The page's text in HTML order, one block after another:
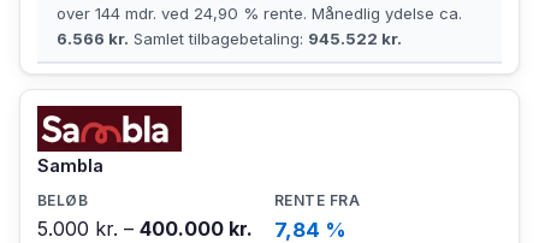
over 144 mdr. ved 24,90 % rente. Månedlig ydelse ca.
6.566 kr. Samlet tilbagebetaling: 945.522 kr.
Sambla
5.000 kr. – 400.000 kr. 7,84 %